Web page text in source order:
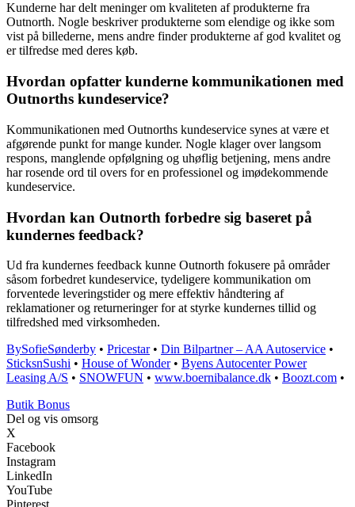
Kunderne har delt meninger om kvaliteten af produkterne fra
Outnorth. Nogle beskriver produkterne som elendige og ikke som
vist på billederne, mens andre finder produkterne af god kvalitet og
er tilfredse med deres køb.
Hvordan opfatter kunderne kommunikationen med
Outnorths kundeservice?
Kommunikationen med Outnorths kundeservice synes at være et
afgørende punkt for mange kunder. Nogle klager over langsom
respons, manglende opfølgning og uhøflig betjening, mens andre
har rosende ord til overs for en professionel og imødekommende
kundeservice.
Hvordan kan Outnorth forbedre sig baseret på
kundernes feedback?
Ud fra kundernes feedback kunne Outnorth fokusere på områder
såsom forbedret kundeservice, tydeligere kommunikation om
forventede leveringstider og mere effektiv håndtering af
reklamationer og returneringer for at styrke kundernes tillid og
tilfredshed med virksomheden.
BySofieSønderby • Pricestar• Din Bilpartner – AA Autoservice •
SticksnSushi • House of Wonder• Byens Autocenter Power
Leasing A/S • SNOWFUN • www.boernibalance.dk • Boozt.com •
Butik Bonus
Del og vis omsorg
X
Facebook
Instagram
LinkedIn
YouTube